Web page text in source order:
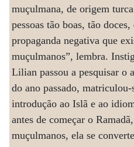
muçulmana, de origem
pessoas tão boas, tão
propaganda negativa que
muçulmanos”, lembra.
Lilian passou a pesquisar o
do ano passado,
introdução ao Islã e ao
antes de começar o
muçulmanos, ela se